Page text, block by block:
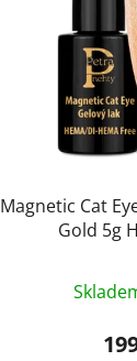
Magnetic Cat
Gold 5g